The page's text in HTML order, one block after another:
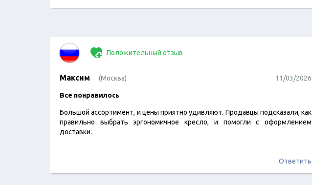
Положительный отзыв
Максим (Москва) 11/03/2026
Все понравилось
Большой ассортимент, и цены приятно удивляют. Продавцы подсказали, как
правильно выбрать эргономичное кресло, и помогли с оформлением
доставки.
Ответить